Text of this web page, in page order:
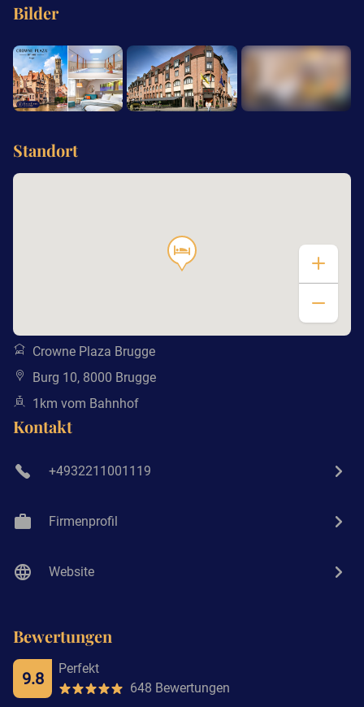
Bilder
Standort
Crowne Plaza Brugge
Burg 10, 8000 Brugge
1km vom Bahnhof
Kontakt
+4932211001119
Firmenprofil
Website
Bewertungen
9.8
Perfekt
648 Bewertungen